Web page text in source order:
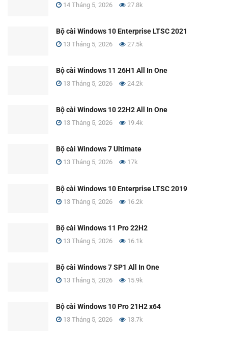
14 Tháng 5, 2026 27.8k
Bộ cài Windows 10 Enterprise LTSC 2021
13 Tháng 5, 2026 27.5k
Bộ cài Windows 11 26H1 All In One
13 Tháng 5, 2026 24.2k
Bộ cài Windows 10 22H2 All In One
13 Tháng 5, 2026 19.4k
Bộ cài Windows 7 Ultimate
13 Tháng 5, 2026 17k
Bộ cài Windows 10 Enterprise LTSC 2019
13 Tháng 5, 2026 16.2k
Bộ cài Windows 11 Pro 22H2
13 Tháng 5, 2026 16.1k
Bộ cài Windows 7 SP1 All In One
13 Tháng 5, 2026 15.9k
Bộ cài Windows 10 Pro 21H2 x64
13 Tháng 5, 2026 13.7k